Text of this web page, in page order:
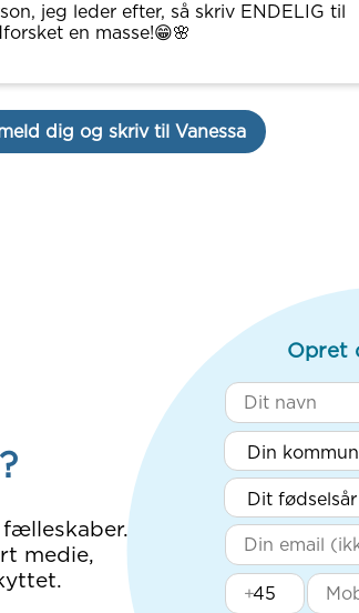
jeg leder efter, så skriv ENDELIG til
en masse!😁🌸
dig og skriv til Vanessa
medie,
Opret
+